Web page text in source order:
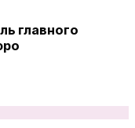
главного